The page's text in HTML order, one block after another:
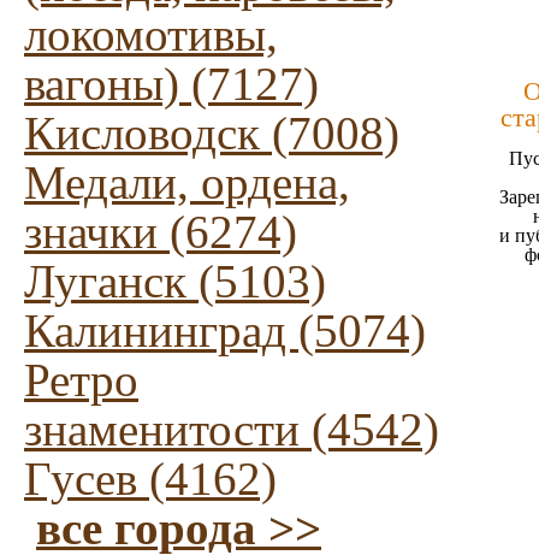
локомотивы,
вагоны) (7127)
Кисловодск (7008)
Медали, ордена,
значки (6274)
Луганск (5103)
Калининград (5074)
Ретро
знаменитости (4542)
Гусев (4162)
все города >>
и